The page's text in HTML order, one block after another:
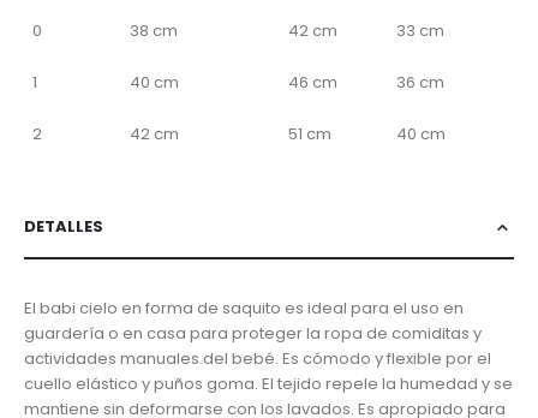
0 38 cm 42 cm 33 cm
1 40 cm 46 cm 36 cm
2 42 cm 51 cm 40 cm
DETALLES
El babi cielo en forma de saquito es ideal para el uso en
guardería o en casa para proteger la ropa de comiditas y
actividades manuales del bebé. Es cómodo y flexible por el
cuello elástico y puños goma. El tejido repele la humedad y se
mantiene sin deformarse con los lavados. Es apropiado para